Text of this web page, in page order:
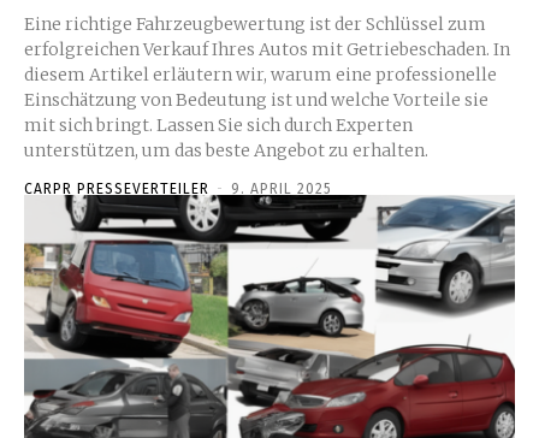
Eine richtige Fahrzeugbewertung ist der Schlüssel zum
erfolgreichen Verkauf Ihres Autos mit Getriebeschaden. In
diesem Artikel erläutern wir, warum eine professionelle
Einschätzung von Bedeutung ist und welche Vorteile sie
mit sich bringt. Lassen Sie sich durch Experten
unterstützen, um das beste Angebot zu erhalten.
CARPR PRESSEVERTEILER - 9. APRIL 2025